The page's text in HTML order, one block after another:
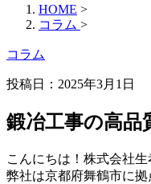
HOME >
コラム >
コラム
投稿日：2025年3月1日
鍛冶工事の高品
こんにちは！株式会社生
弊社は京都府舞鶴市に